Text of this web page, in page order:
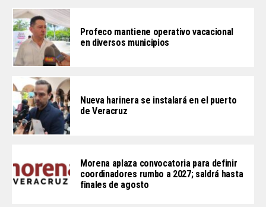
Profeco mantiene operativo vacacional
en diversos municipios
Nueva harinera se instalará en el puerto
de Veracruz
Morena aplaza convocatoria para definir
coordinadores rumbo a 2027; saldrá hasta
finales de agosto